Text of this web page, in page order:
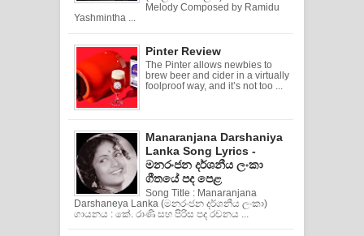
Melody Composed by Ramidu
Yashmintha ...
Pinter Review
The Pinter allows newbies to
brew beer and cider in a virtually
foolproof way, and it’s not too ...
Manaranjana Darshaniya
Lanka Song Lyrics -
මනරංජන දර්ශනීය ලංකා
ගීතයේ පද පෙළ
Song Title : Manaranjana
Darshaneya Lanka (මනරංජන දර්ශනීය ලංකා)
ගායනය : කේ. රාණි සහ පිරිස පද රචනය ...